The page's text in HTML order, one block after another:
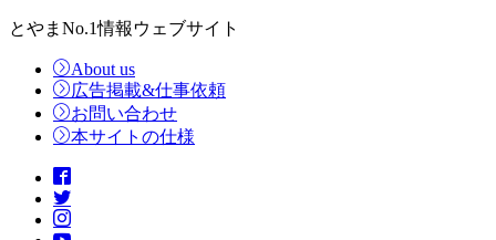
とやまNo.1情報ウェブサイト
About us
広告掲載&仕事依頼
お問い合わせ
本サイトの仕様